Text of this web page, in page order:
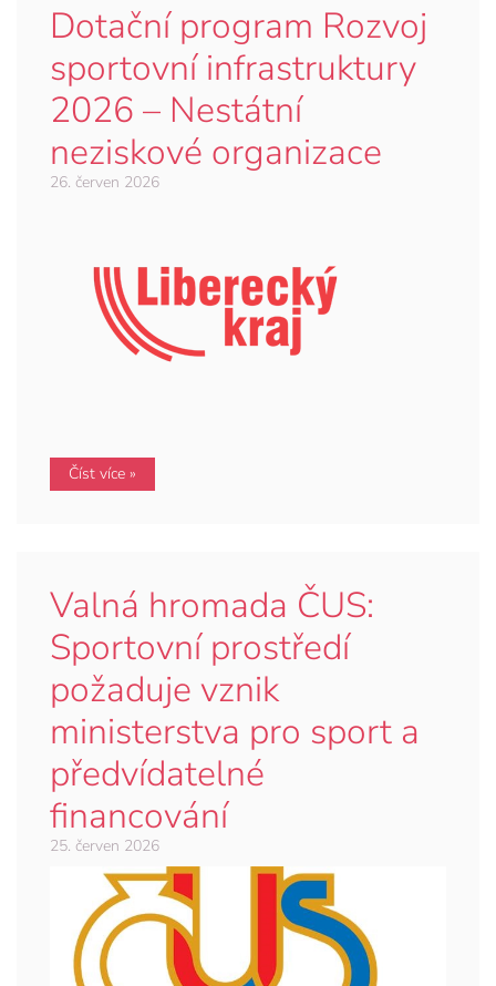
Dotační program Rozvoj
sportovní infrastruktury
2026 – Nestátní
neziskové organizace
26. červen 2026
Číst více »
Valná hromada ČUS:
Sportovní prostředí
požaduje vznik
ministerstva pro sport a
předvídatelné
financování
25. červen 2026